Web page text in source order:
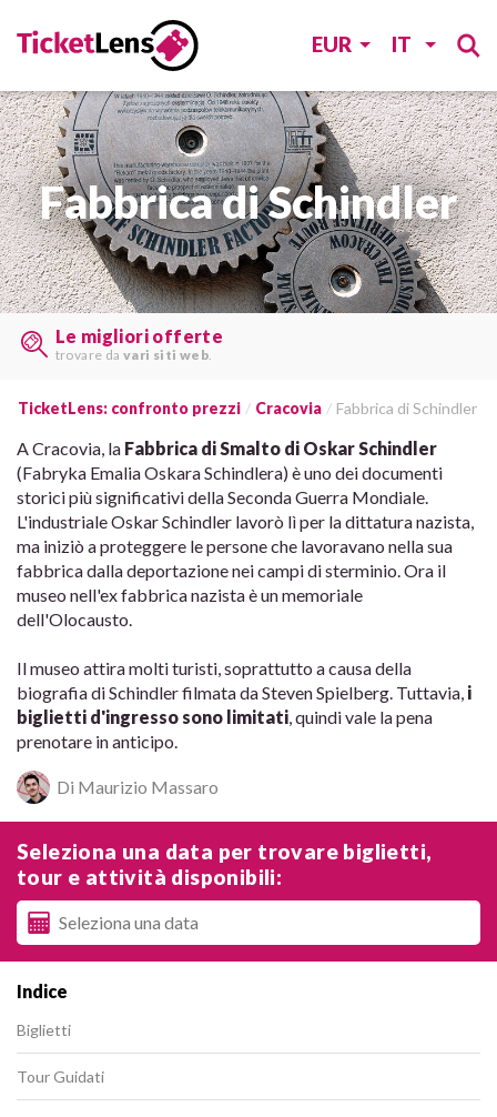
EUR IT
Fabbrica di Schindler
Trovate i biglietti last minute
sumolti siti web
TicketLens: confronto prezzi Cracovia Fabbrica di Schindler
A Cracovia, la Fabbrica di Smalto di Oskar Schindler
(Fabryka Emalia Oskara Schindlera) è uno dei documenti
storici più significativi della Seconda Guerra Mondiale.
L'industriale Oskar Schindler lavorò lì per la dittatura nazista,
ma iniziò a proteggere le persone che lavoravano nella sua
fabbrica dalla deportazione nei campi di sterminio. Ora il
museo nell'ex fabbrica nazista è un memoriale
dell'Olocausto.
Il museo attira molti turisti, soprattutto a causa della
biografia di Schindler filmata da Steven Spielberg. Tuttavia, i
biglietti d'ingresso sono limitati , quindi vale la pena
prenotare in anticipo.
Di Maurizio Massaro
Seleziona una data per trovare biglietti,
tour e attività disponibili:
Indice
Biglietti
Tour Guidati